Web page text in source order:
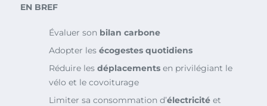
EN BREF
Évaluer son bilan carbone
Adopter les écogestes quotidiens
Réduire les déplacements en privilégiant le
vélo et le covoiturage
Limiter sa consommation d’électricité et